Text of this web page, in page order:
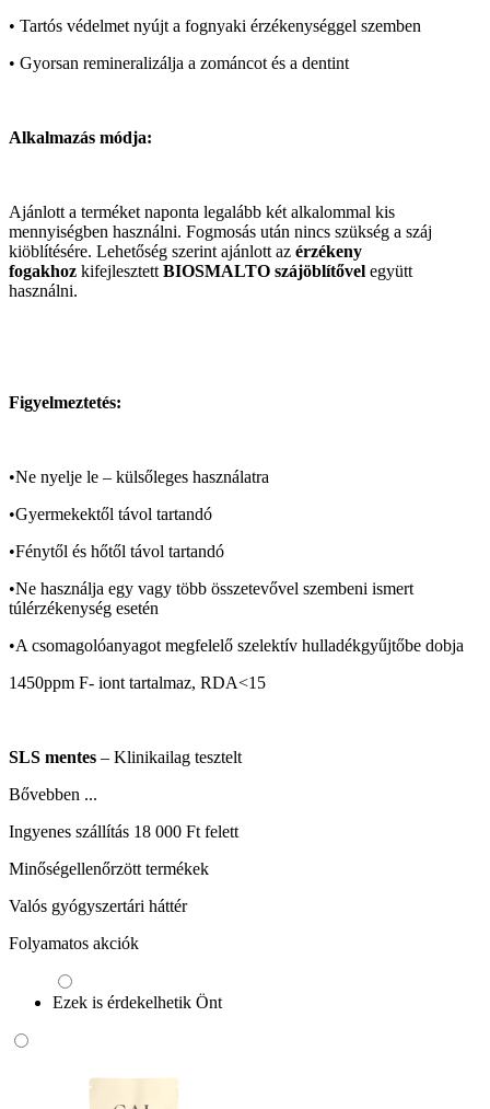
• Tartós védelmet nyújt a fognyaki érzékenységgel szemben
• Gyorsan remineralizálja a zománcot és a dentint
Alkalmazás módja:
Ajánlott a terméket naponta legalább két alkalommal kis
mennyiségben használni. Fogmosás után nincs szükség a száj
kiöblítésére. Lehetőség szerint ajánlott az érzékeny
fogakhoz kifejlesztett BIOSMALTO szájöblítővel együtt
használni.
Figyelmeztetés:
•Ne nyelje le – külsőleges használatra
•Gyermekektől távol tartandó
•Fénytől és hőtől távol tartandó
•Ne használja egy vagy több összetevővel szembeni ismert
túlérzékenység esetén
•A csomagolóanyagot megfelelő szelektív hulladékgyűjtőbe dobja
1450ppm F- iont tartalmaz, RDA<15
SLS mentes – Klinikailag tesztelt
Bővebben ...
Ingyenes szállítás 18 000 Ft felett
Minőségellenőrzött termékek
Valós gyógyszertári háttér
Folyamatos akciók
Ezek is érdekelhetik Önt